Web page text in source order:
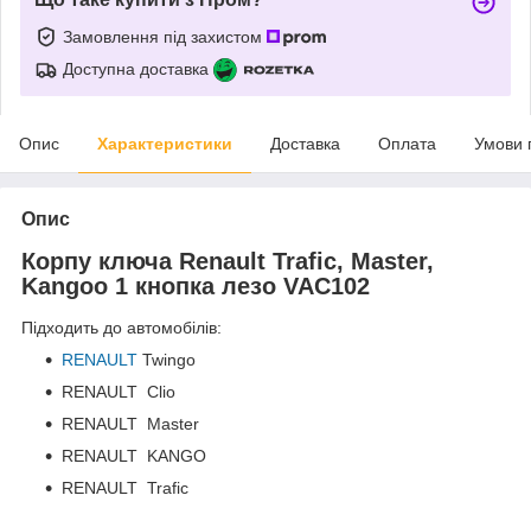
Замовлення під захистом
Доступна доставка
Опис Характеристики Доставка Оплата Умови
Опис
Корпу ключa Renault Trafic, Master,
Kangoo 1 кнопкa лезо VAC102
Підходить до автомобілів:
RENAULT Twingo
RENAULT Clio
RENAULT Master
RENAULT KANGO
RENAULT Trafic